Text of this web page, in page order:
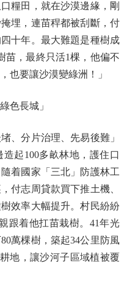
糧田，就在沙漠邊緣，剛
埋，連苗稈都被刮斷，付
十年。最大難題是種樹成
苗，最終只活1棵，他偏不
也要讓沙漠變綠洲！」
長城」
分片治理、先易後難」
起100多畝林地，護住口
着國家「三北」防護林工
付志周貸款買下推土機、
效率大幅提升。村民紛紛
跟着他扛苗栽樹。41年光
萬棵樹，築起34公里防風
地，讓沙河子區域植被覆